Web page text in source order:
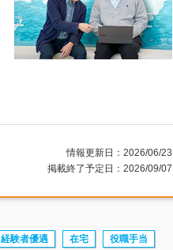
情報更新日：2026/06/23
掲載終了予定日：2026/09/07
経験者優遇 在宅 役職手当